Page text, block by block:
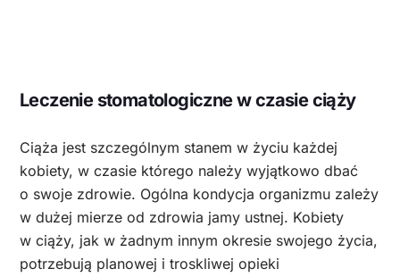
Leczenie stomatologiczne w czasie ciąży
Ciąża jest szczególnym stanem w życiu każdej
kobiety, w czasie którego należy wyjątkowo dbać
o swoje zdrowie. Ogólna kondycja organizmu zależy
w dużej mierze od zdrowia jamy ustnej. Kobiety
w ciąży, jak w żadnym innym okresie swojego życia,
potrzebują planowej i troskliwej opieki